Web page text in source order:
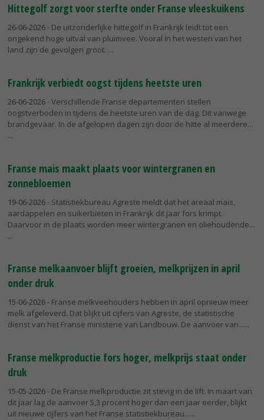
Hittegolf zorgt voor sterfte onder Franse vleeskuikens
26-06-2026- De uitzonderlijke hittegolf in Frankrijk leidt tot een
ongekend hoge uitval van pluimvee. Vooral in het westen van het
land zijn de gevolgen groot.
Frankrijk verbiedt oogst tijdens heetste uren
26-06-2026- Verschillende Franse departementen stellen
oogstverboden in tijdens de heetste uren van de dag. Dit vanwege
brandgevaar. In de afgelopen dagen zijn door de hitte al meerdere...
Franse mais maakt plaats voor wintergranen en
zonnebloemen
19-06-2026- Statistiekbureau Agreste meldt dat het areaal mais,
aardappelen en suikerbieten in Frankrijk dit jaar fors krimpt.
Daarvoor in de plaats worden meer wintergranen en oliehoudende...
Franse melkaanvoer blijft groeien, melkprijzen in april
onder druk
15-06-2026- Franse melkveehouders hebben in april opnieuw meer
melk afgeleverd. Dat blijkt uit cijfers van Agreste, de statistische
dienst van het Franse ministerie van Landbouw. De aanvoer van...
Franse melkproductie fors hoger, melkprijs staat onder
druk
15-05-2026- De Franse melkproductie zit stevig in de lift. In maart van
dit jaar lag de aanvoer 5,3 procent hoger dan een jaar eerder, blijkt
uit nieuwe cijfers van het Franse statistiekbureau...